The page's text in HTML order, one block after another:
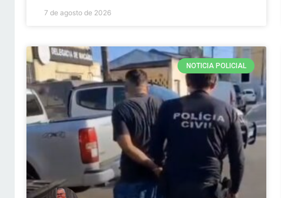
7 de agosto de 2026
NOTICIA POLICIAL